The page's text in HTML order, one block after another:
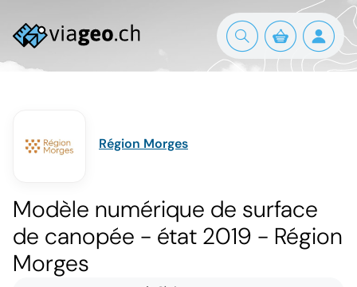
Région Morges
Modèle numérique de surface
de canopée - état 2019 - Région
Morges